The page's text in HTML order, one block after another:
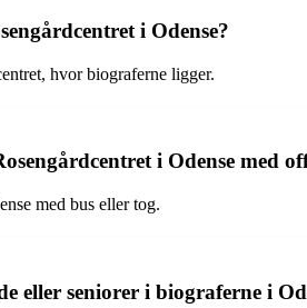
i Odense?
hvor biograferne ligger.
i Odense med
med bus eller tog.
eller seniorer i biograferne i